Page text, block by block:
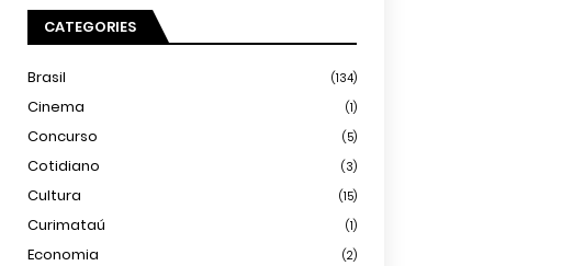
CATEGORIES
Brasil (134)
Cinema (1)
Concurso (5)
Cotidiano (3)
Cultura (15)
Curimataú (1)
Economia (2)